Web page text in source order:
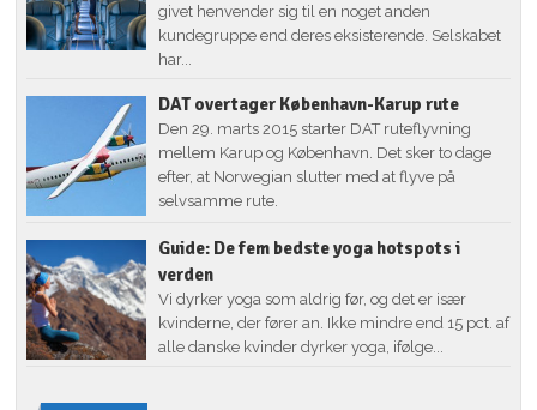
givet henvender sig til en noget anden
kundegruppe end deres eksisterende. Selskabet
har...
DAT overtager København-Karup rute
Den 29. marts 2015 starter DAT ruteflyvning
mellem Karup og København. Det sker to dage
efter, at Norwegian slutter med at flyve på
selvsamme rute.
Guide: De fem bedste yoga hotspots i
verden
Vi dyrker yoga som aldrig før, og det er især
kvinderne, der fører an. Ikke mindre end 15 pct. af
alle danske kvinder dyrker yoga, ifølge...